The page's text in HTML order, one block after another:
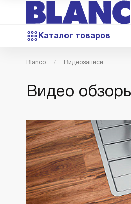
Каталог товаров
Blanco Видеозаписи
Видео